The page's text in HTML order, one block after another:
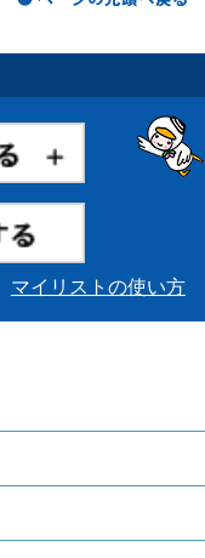
マイリストの使い方